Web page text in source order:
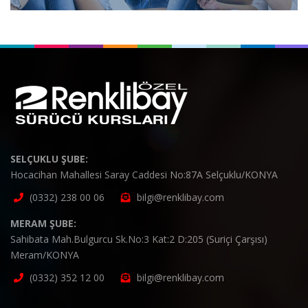
SELÇUKLU ŞUBE:
Hocacihan Mahallesi Saray Caddesi No:87A Selçuklu/KONYA
(0332) 238 00 06
bilgi@renklibay.com
MERAM ŞUBE:
Sahibata Mah.Bulgurcu Sk.No:3 Kat:2 D:205 (Suriçi Çarşısı)
Meram/KONYA
(0332) 352 12 00
bilgi@renklibay.com